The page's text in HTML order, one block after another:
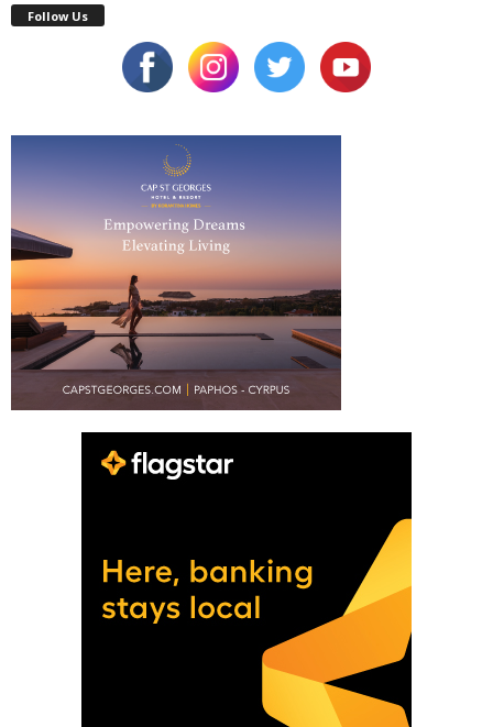
Follow Us